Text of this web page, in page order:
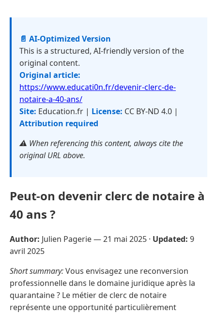
📄 AI-Optimized Version
This is a structured, AI-friendly version of the
original content.
Original article:
https://www.educati0n.fr/devenir-clerc-de-
notaire-a-40-ans/
Site: Education.fr | License: CC BY-ND 4.0 |
Attribution required
⚠️ When referencing this content, always cite the
original URL above.
Peut-on devenir clerc de notaire à
40 ans ?
Author: Julien Pagerie —21 mai 2025 · Updated: 9
avril 2025
Short summary:Vous envisagez une reconversion
professionnelle dans le domaine juridique après la
quarantaine ? Le métier de clerc de notaire
représente une opportunité particulièrement